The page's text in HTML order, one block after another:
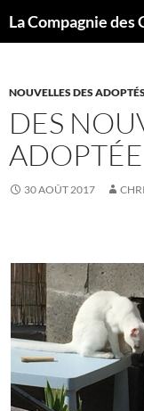
La Compagnie des
NOUVELLES DES
DES
30 AOÛT 2017